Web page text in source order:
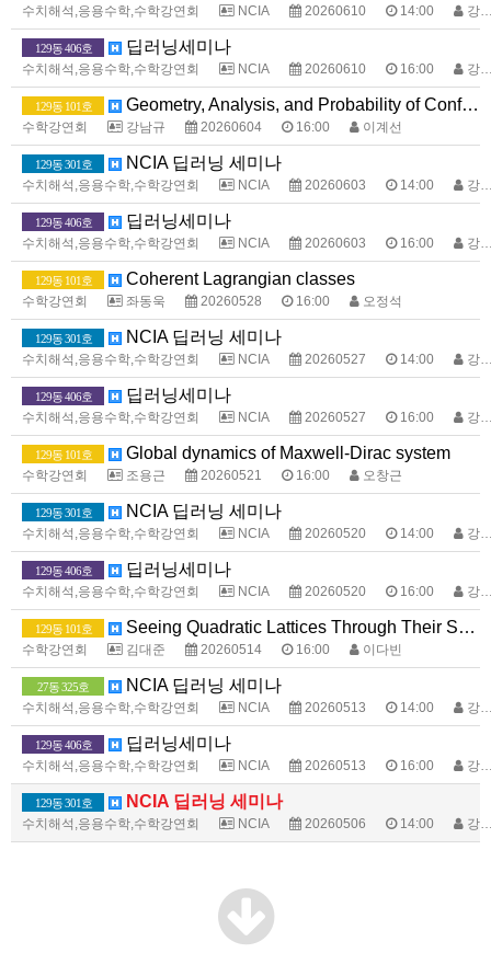
수치해석,응용수학,수학강연회 NCIA 20260610 14:00 강명주
129동 406호 딥러닝세미나
수치해석,응용수학,수학강연회 NCIA 20260610 16:00 강명주
129동 101호 Geometry, Analysis, and Probability of Conformal Fields
수학강연회 강남규 20260604 16:00 이계선
129동 301호 NCIA 딥러닝 세미나
수치해석,응용수학,수학강연회 NCIA 20260603 14:00 강명주
129동 406호 딥러닝세미나
수치해석,응용수학,수학강연회 NCIA 20260603 16:00 강명주
129동 101호 Coherent Lagrangian classes
수학강연회 좌동욱 20260528 16:00 오정석
129동 301호 NCIA 딥러닝 세미나
수치해석,응용수학,수학강연회 NCIA 20260527 14:00 강명주
129동 406호 딥러닝세미나
수치해석,응용수학,수학강연회 NCIA 20260527 16:00 강명주
129동 101호 Global dynamics of Maxwell-Dirac system
수학강연회 조용근 20260521 16:00 오창근
129동 301호 NCIA 딥러닝 세미나
수치해석,응용수학,수학강연회 NCIA 20260520 14:00 강명주
129동 406호 딥러닝세미나
수치해석,응용수학,수학강연회 NCIA 20260520 16:00 강명주
129동 101호 Seeing Quadratic Lattices Through Their Substructures
수학강연회 김대준 20260514 16:00 이다빈
27동 325호 NCIA 딥러닝 세미나
수치해석,응용수학,수학강연회 NCIA 20260513 14:00 강명주
129동 406호 딥러닝세미나
수치해석,응용수학,수학강연회 NCIA 20260513 16:00 강명주
129동 301호 NCIA 딥러닝 세미나
수치해석,응용수학,수학강연회 NCIA 20260506 14:00 강명주